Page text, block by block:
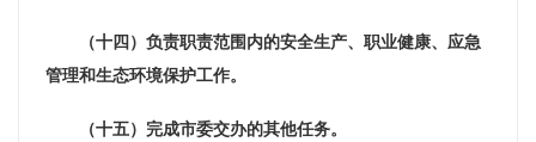
（十四）负责职责范围内的安全生产、职业健康、应急
管理和生态环境保护工作。
（十五）完成市委交办的其他任务。